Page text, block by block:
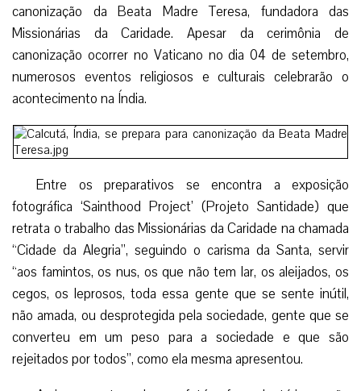
canonização da Beata Madre Teresa, fundadora das
Missionárias da Caridade. Apesar da cerimônia de
canonização ocorrer no Vaticano no dia 04 de setembro,
numerosos eventos religiosos e culturais celebrarão o
acontecimento na Índia.
Entre os preparativos se encontra a exposição
fotográfica ‘Sainthood Project’ (Projeto Santidade) que
retrata o trabalho das Missionárias da Caridade na chamada
“Cidade da Alegria”, seguindo o carisma da Santa, servir
“aos famintos, os nus, os que não tem lar, os aleijados, os
cegos, os leprosos, toda essa gente que se sente inútil,
não amada, ou desprotegida pela sociedade, gente que se
converteu em um peso para a sociedade e que são
rejeitados por todos”, como ela mesma apresentou.